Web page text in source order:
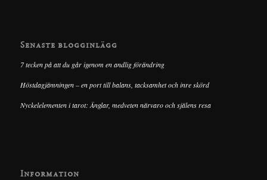
Senaste blogginlägg
7 tecken på att du går igenom en andlig förändring
Höstdagjämningen – en port till balans, tacksamhet och inre skörd
Nyckelelementen i tarot: Änglar, medveten närvaro och själens resa
Information